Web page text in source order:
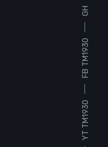
YT TM1930
FB TM1930
GH